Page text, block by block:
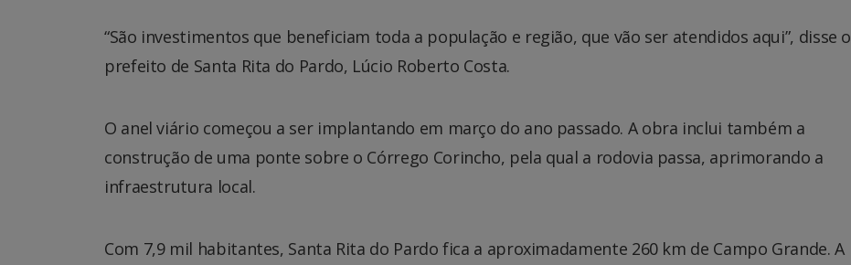
“São investimentos que beneficiam toda a população e região, que vão ser atendidos aqui”, disse o
prefeito de Santa Rita do Pardo, Lúcio Roberto Costa.
O anel viário começou a ser implantando em março do ano passado. A obra inclui também a
construção de uma ponte sobre o Córrego Corincho, pela qual a rodovia passa, aprimorando a
infraestrutura local.
Com 7,9 mil habitantes, Santa Rita do Pardo fica a aproximadamente 260 km de Campo Grande. A